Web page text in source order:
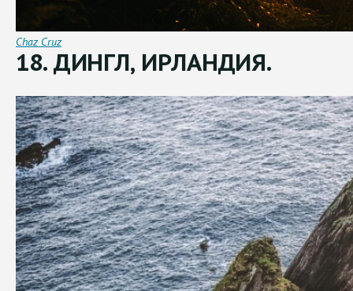
Chaz Cruz
18. ДИНГЛ, ИРЛАНДИЯ.